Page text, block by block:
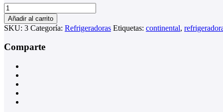
REFRIGERADORA
CONTINENTAL
212
L
cantidad
Añadir al carrito
SKU: 3 Categoría: Refrigeradoras Etiquetas: continental,
Comparte